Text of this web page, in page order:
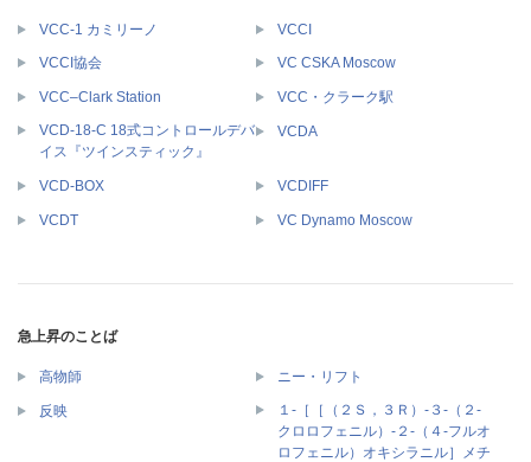
VCC-1 カミリーノ VCCI
VCCI協会 VC CSKA Moscow
VCC–Clark Station
VCC・クラーク駅
VCD-18-C 18式コントロールデバ
イス『ツインスティック』
VCDA
VCD-BOX VCDIFF
VCDT VC Dynamo Moscow
急上昇のことば
高物師 ニー・リフト
反映
１‐［［（２Ｓ，３Ｒ）‐３‐（２‐
クロロフェニル）‐２‐（４‐フルオ
ロフェニル）オキシラニル］メチ